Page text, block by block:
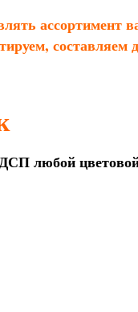
ассортимент
составляем
любой